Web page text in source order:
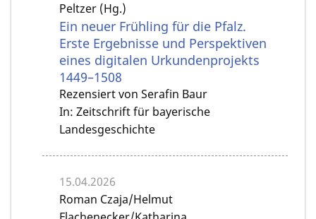
Peltzer (Hg.)
Ein neuer Frühling für die Pfalz.
Erste Ergebnisse und Perspektiven
eines digitalen Urkundenprojekts
1449–1508
Rezensiert von Serafin Baur
In: Zeitschrift für bayerische
Landesgeschichte
15.04.2026
Roman Czaja/Helmut